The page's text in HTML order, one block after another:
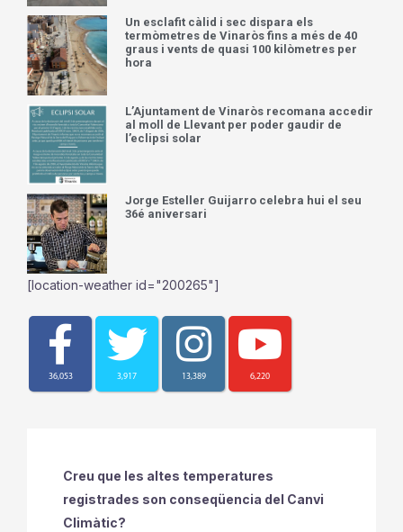
Un esclafit càlid i sec dispara els
termòmetres de Vinaròs fins a més de 40
graus i vents de quasi 100 kilòmetres per
hora
L’Ajuntament de Vinaròs recomana accedir
al moll de Llevant per poder gaudir de
l’eclipsi solar
Jorge Esteller Guijarro celebra hui el seu
36é aniversari
[location-weather id="200265"]
36,053 3,917 13,389 6,220
Creu que les altes temperatures
registrades son conseqüencia del Canvi
Climàtic?